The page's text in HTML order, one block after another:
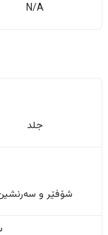
N/A
جلد
شۆفێر و